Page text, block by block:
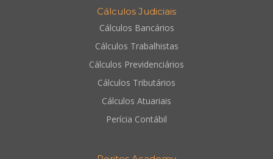
Cálculos Judiciais
Cálculos Bancários
Cálculos Trabalhistas
Cálculos Previdenciários
Cálculos Tributários
Cálculos Atuariais
Perícia Contábil